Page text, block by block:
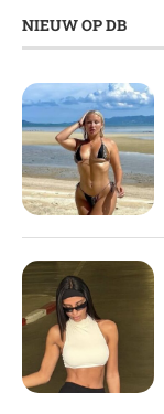
NIEUW OP DB